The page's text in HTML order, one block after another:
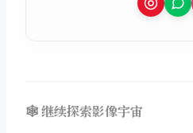
🕸️ 继续探索影像宇宙